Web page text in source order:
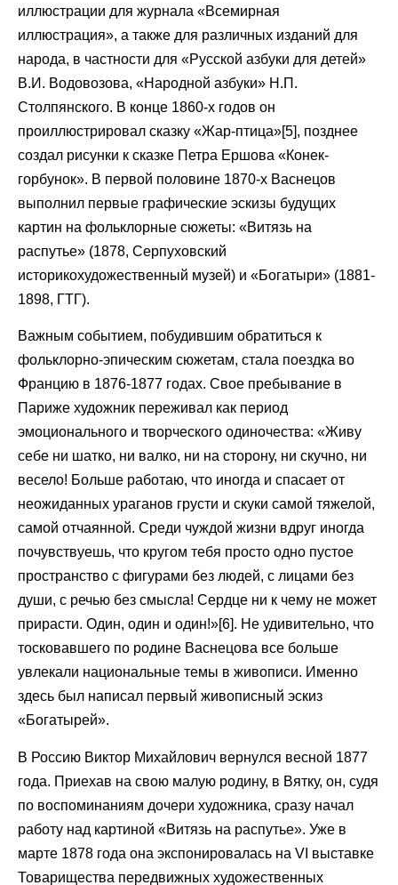
иллюстрации для журнала «Всемирная
иллюстрация», а также для различных изданий для
народа, в частности для «Русской азбуки для детей»
В.И. Водовозова, «Народной азбуки» Н.П.
Столпянского. В конце 1860-х годов он
проиллюстрировал сказку «Жар-птица»[5], позднее
создал рисунки к сказке Петра Ершова «Конек-
горбунок». В первой половине 1870-х Васнецов
выполнил первые графические эскизы будущих
картин на фольклорные сюжеты: «Витязь на
распутье» (1878, Серпуховский
историкохудожественный музей) и «Богатыри» (1881-
1898, ГТГ).
Важным событием, побудившим обратиться к
фольклорно-эпическим сюжетам, стала поездка во
Францию в 1876-1877 годах. Свое пребывание в
Париже художник переживал как период
эмоционального и творческого одиночества: «Живу
себе ни шатко, ни валко, ни на сторону, ни скучно, ни
весело! Больше работаю, что иногда и спасает от
неожиданных ураганов грусти и скуки самой тяжелой,
самой отчаянной. Среди чуждой жизни вдруг иногда
почувствуешь, что кругом тебя просто одно пустое
пространство с фигурами без людей, с лицами без
души, с речью без смысла! Сердце ни к чему не может
прирасти. Один, один и один!»[6]. Не удивительно, что
тосковавшего по родине Васнецова все больше
увлекали национальные темы в живописи. Именно
здесь был написал первый живописный эскиз
«Богатырей».
В Россию Виктор Михайлович вернулся весной 1877
года. Приехав на свою малую родину, в Вятку, он, судя
по воспоминаниям дочери художника, сразу начал
работу над картиной «Витязь на распутье». Уже в
марте 1878 года она экспонировалась на VI выставке
Товарищества передвижных художественных